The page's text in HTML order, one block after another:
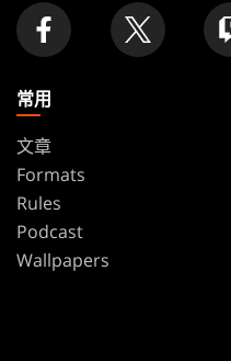
常用
文章
Formats
Rules
Podcast
Wallpapers